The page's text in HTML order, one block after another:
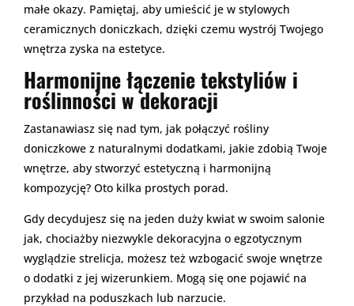
małe okazy. Pamiętaj, aby umieścić je w stylowych
ceramicznych doniczkach, dzięki czemu wystrój Twojego
wnętrza zyska na estetyce.
Harmonijne łączenie tekstyliów i
roślinności w dekoracji
Zastanawiasz się nad tym, jak połączyć rośliny
doniczkowe z naturalnymi dodatkami, jakie zdobią Twoje
wnętrze, aby stworzyć estetyczną i harmonijną
kompozycję? Oto kilka prostych porad.
Gdy decydujesz się na jeden duży kwiat w swoim salonie
jak, chociażby niezwykle dekoracyjna o egzotycznym
wyglądzie strelicja, możesz też wzbogacić swoje wnętrze
o dodatki z jej wizerunkiem. Mogą się one pojawić na
przykład na poduszkach lub narzucie.